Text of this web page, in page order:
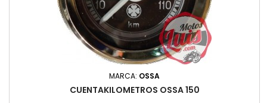
MARCA: OSSA
CUENTAKILOMETROS OSSA 150